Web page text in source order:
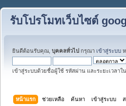
รับโปรโมทเว็บไซต์
ยินดีต้อนรับคุณ, บุคคลทั่วไป กรุณา เข้าสู่ระบบ
เข้าสู่ระบบด้วยชื่อผู้ใช้ รหัสผ่าน และระยะเวลาใ
หน้าแรก ช่วยเหลือ ค้นหา เข้าสู่ระบบ